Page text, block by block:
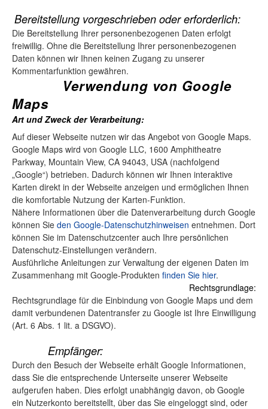
Bereitstellung vorgeschrieben oder erforderlich:
Die Bereitstellung Ihrer personenbezogenen Daten erfolgt
freiwillig. Ohne die Bereitstellung Ihrer personenbezogenen
Daten können wir Ihnen keinen Zugang zu unserer
Kommentarfunktion gewähren.
Verwendung von Google
Maps
Art und Zweck der Verarbeitung:
Auf dieser Webseite nutzen wir das Angebot von Google Maps.
Google Maps wird von Google LLC, 1600 Amphitheatre
Parkway, Mountain View, CA 94043, USA (nachfolgend
„Google“) betrieben. Dadurch können wir Ihnen interaktive
Karten direkt in der Webseite anzeigen und ermöglichen Ihnen
die komfortable Nutzung der Karten-Funktion.
Nähere Informationen über die Datenverarbeitung durch Google
können Sie den Google-Datenschutzhinweisen entnehmen. Dort
können Sie im Datenschutzcenter auch Ihre persönlichen
Datenschutz-Einstellungen verändern.
Ausführliche Anleitungen zur Verwaltung der eigenen Daten im
Zusammenhang mit Google-Produkten finden Sie hier.
Rechtsgrundlage:
Rechtsgrundlage für die Einbindung von Google Maps und dem
damit verbundenen Datentransfer zu Google ist Ihre Einwilligung
(Art. 6 Abs. 1 lit. a DSGVO).
Empfänger:
Durch den Besuch der Webseite erhält Google Informationen,
dass Sie die entsprechende Unterseite unserer Webseite
aufgerufen haben. Dies erfolgt unabhängig davon, ob Google
ein Nutzerkonto bereitstellt, über das Sie eingeloggt sind, oder